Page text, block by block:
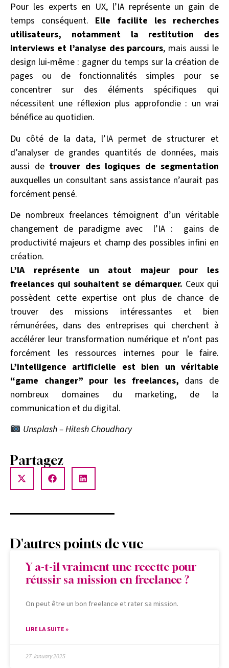
Pour les experts en UX, l’IA représente un gain de
temps conséquent. Elle facilite les recherches
utilisateurs, notamment la restitution des
interviews et l’analyse des parcours, mais aussi le
design lui-même : gagner du temps sur la création de
pages ou de fonctionnalités simples pour se
concentrer sur des éléments spécifiques qui
nécessitent une réflexion plus approfondie : un vrai
bénéfice au quotidien.
Du côté de la data, l’IA permet de structurer et
d’analyser de grandes quantités de données, mais
aussi de trouver des logiques de segmentation
auxquelles un consultant sans assistance n’aurait pas
forcément pensé.
De nombreux freelances témoignent d’un véritable
changement de paradigme avec l’IA : gains de
productivité majeurs et champ des possibles infini en
création.
L’IA représente un atout majeur pour les
freelances qui souhaitent se démarquer. Ceux qui
possèdent cette expertise ont plus de chance de
trouver des missions intéressantes et bien
rémunérées, dans des entreprises qui cherchent à
accélérer leur transformation numérique et n’ont pas
forcément les ressources internes pour le faire.
L’intelligence artificielle est bien un véritable
“game changer” pour les freelances, dans de
nombreux domaines du marketing, de la
communication et du digital.
Unsplash – Hitesh Choudhary
Partagez
D'autres points de vue
Y a-t-il vraiment une recette pour
réussir sa mission en freelance ?
On peut être un bon freelance et rater sa mission.
LIRE LA SUITE »
27 January 2025